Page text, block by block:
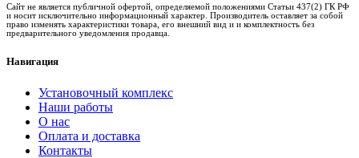
Сайт не является публичной офертой, определяемой положениями Статьи 437(2) ГК РФ
и носит исключительно информационный характер. Производитель оставляет за собой
право изменять характеристики товара, его внешний вид и и комплектность без
предварительного уведомления продавца.
Навигация
Установочный комплекс
Наши работы
О нас
Оплата и доставка
Контакты